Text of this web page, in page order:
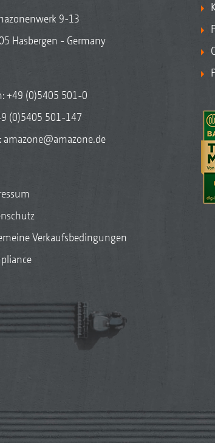
9-13
Hasbergen - Germany
+49 (0)5405 501-0
(0)5405 501-147
amazone@amazone.de
Verkaufsbedingungen